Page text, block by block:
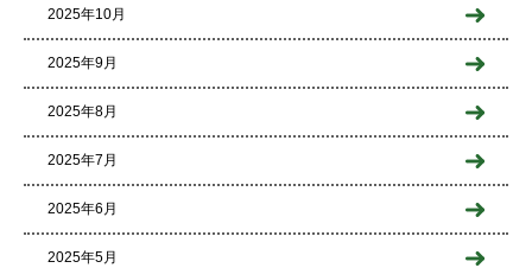
2025年10月
2025年9月
2025年8月
2025年7月
2025年6月
2025年5月